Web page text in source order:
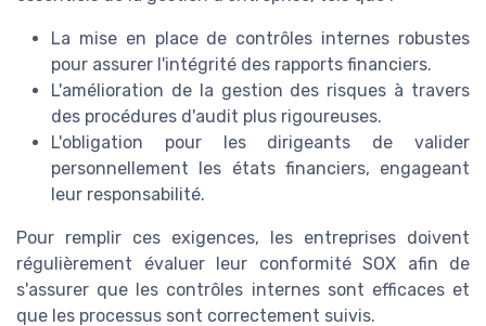
La mise en place de contrôles internes robustes
pour assurer l'intégrité des rapports financiers.
L'amélioration de la gestion des risques à travers
des procédures d'audit plus rigoureuses.
L'obligation pour les dirigeants de valider
personnellement les états financiers, engageant
leur responsabilité.
Pour remplir ces exigences, les entreprises doivent
régulièrement évaluer leur conformité SOX afin de
s'assurer que les contrôles internes sont efficaces et
que les processus sont correctement suivis.